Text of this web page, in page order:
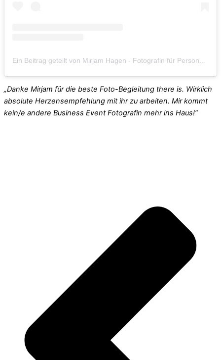
„Danke Mirjam für die beste Foto-Begleitung there is. Wirklich
absolute Herzensempfehlung mit ihr zu arbeiten. Mir kommt
kein/e andere Business Event Fotografin mehr ins Haus!“